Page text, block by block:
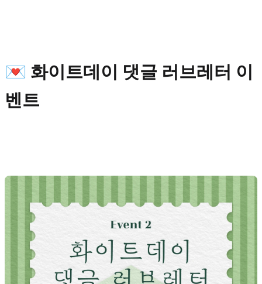
💌 화이트데이 댓글 러브레터 이
벤트